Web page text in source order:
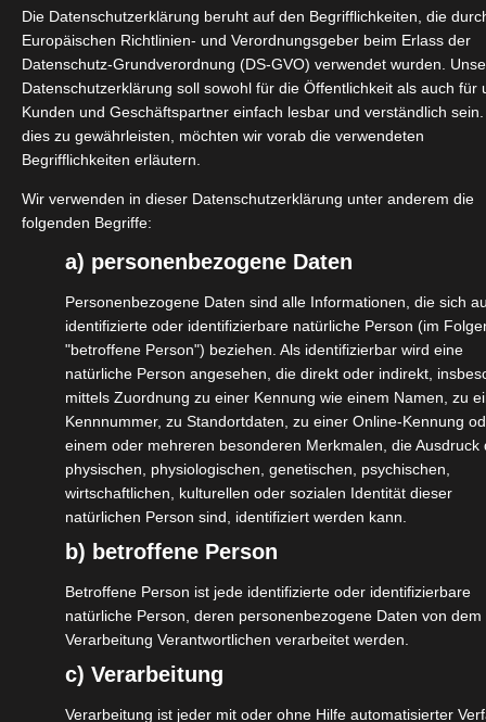
für 2
Anzahl Personen
8 Tage/ 7 Nächte
Frühstück und
Abendessen inkl.
Mahlzeiten
ATV, Fahrt mit
Shikara-Boot,
Fahrten zwischen
Zielorten, Gondel,
persönliches Taxi zu
Sehenswürdigkeiten,
Pony, Taxi vom/ zum
Flughafen Srinagar
Transport
Gulmarg, Pahalgam,
Sonamarg, Srinagar
Aru Valley (Pahalgam)
Betaab Valley (Pahalgam)
Die Datenschutzerklärung beruht auf den Begrifflichkeiten, die
Europäischen Richtlinien- und Verordnungsgeber beim Erlass der
Datenschutz-Grundverordnung (DS-GVO) verwendet wurden.
Datenschutzerklärung soll sowohl für die Öffentlichkeit als auch für
Kunden und Geschäftspartner einfach lesbar und verständlich
dies zu gewährleisten, möchten wir vorab die verwendeten
Begrifflichkeiten erläutern.
Wir verwenden in dieser Datenschutzerklärung unter anderem die
folgenden Begriffe:
a) personenbezogene Daten
Personenbezogene Daten sind alle Informationen, die sich
identifizierte oder identifizierbare natürliche Person (im
"betroffene Person") beziehen. Als identifizierbar wird eine
natürliche Person angesehen, die direkt oder indirekt,
mittels Zuordnung zu einer Kennung wie einem Namen, zu
Kennnummer, zu Standortdaten, zu einer Online-Kennung
einem oder mehreren besonderen Merkmalen, die Ausdruck
physischen, physiologischen, genetischen, psychischen,
wirtschaftlichen, kulturellen oder sozialen Identität dieser
natürlichen Person sind, identifiziert werden kann.
b) betroffene Person
Betroffene Person ist jede identifizierte oder identifizierbare
natürliche Person, deren personenbezogene Daten von dem
Verarbeitung Verantwortlichen verarbeitet werden.
c) Verarbeitung
Verarbeitung ist jeder mit oder ohne Hilfe automatisierter